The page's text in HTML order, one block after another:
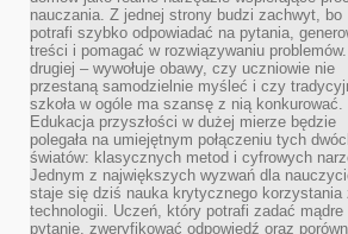
nauczania. Z jednej strony budzi zachwyt, bo
potrafi szybko odpowiadać na pytania,
treści i pomagać w rozwiązywaniu
drugiej – wywołuje obawy, czy uczniowie nie
przestaną samodzielnie myśleć i czy
szkoła w ogóle ma szansę z nią konkurować.
Edukacja przyszłości w dużej mierze będzie
polegała na umiejętnym połączeniu tych
światów: klasycznych metod i cyfrowych
Jednym z największych wyzwań dla
staje się dziś nauka krytycznego korzystania
technologii. Uczeń, który potrafi zadać mądre
pytanie, zweryfikować odpowiedź oraz